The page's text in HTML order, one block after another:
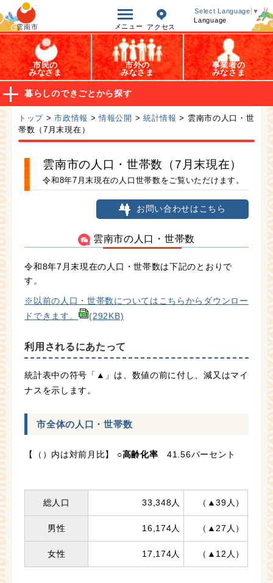
雲南市 メニュー アクセス
Select Language ▼
Language
オープンデータ
市民の
みなさま
市外の
みなさま
事業者の
みなさま
暮らしのできごとから探す
トップ >市政情報 >情報公開 > 統計情報 > 雲南市の人口・世
帯数（7月末現在）
雲南市の人口・世帯数（7月末現在）
令和8年7月末現在の人口世帯数をご覧いただけます。
お問い合わせはこちら
雲南市の人口・世帯数
令和8年7月末現在の人口・世帯数は下記のとおりで
す。
※以前の人口・世帯数についてはこちらからダウンロー
ドできます。
(292KB)
利用されるにあたって
統計表中の符号「▲」は、数値の前に付し、減又はマイ
ナスを示します。
市全体の人口・世帯数
【（）内は対前月比】 ○高齢化率 41.56パーセント
総人口 33,348人 （▲39人）
男性 16,174人 （▲27人）
女性 17,174人 （▲12人）